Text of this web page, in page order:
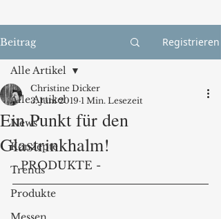
Beitrag Registrieren
Alle Artikel
News
Konzepte
Trends
Produkte
Alle Artikel
Ein Punkt für den
Glastrinkhalm!
Christine Dicker
3. Juni 2019 1 Min. Lesezeit
- PRODUKTE -